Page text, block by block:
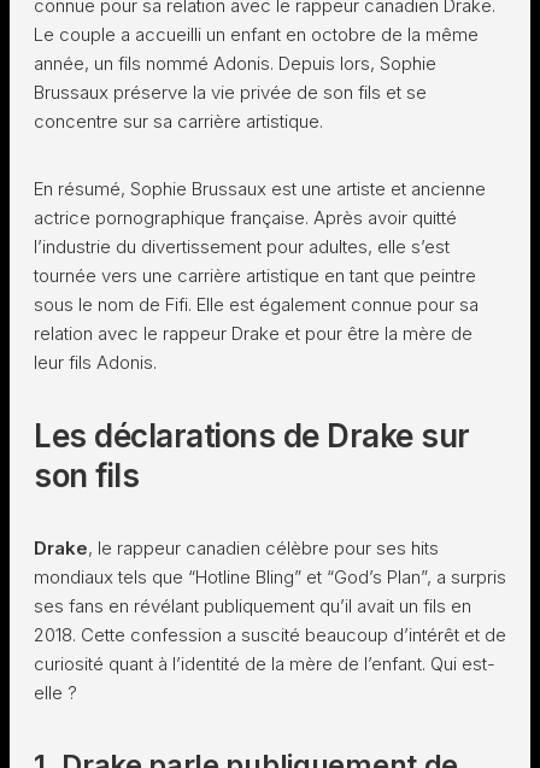
connue pour sa relation avec le rappeur canadien Drake.
Le couple a accueilli un enfant en octobre de la même
année, un fils nommé Adonis. Depuis lors, Sophie
Brussaux préserve la vie privée de son fils et se
concentre sur sa carrière artistique.
En résumé, Sophie Brussaux est une artiste et ancienne
actrice pornographique française. Après avoir quitté
l’industrie du divertissement pour adultes, elle s’est
tournée vers une carrière artistique en tant que peintre
sous le nom de Fifi. Elle est également connue pour sa
relation avec le rappeur Drake et pour être la mère de
leur fils Adonis.
Les déclarations de Drake sur
son fils
Drake, le rappeur canadien célèbre pour ses hits
mondiaux tels que “Hotline Bling” et “God’s Plan”, a surpris
ses fans en révélant publiquement qu’il avait un fils en
2018. Cette confession a suscité beaucoup d’intérêt et de
curiosité quant à l’identité de la mère de l’enfant. Qui est-
elle ?